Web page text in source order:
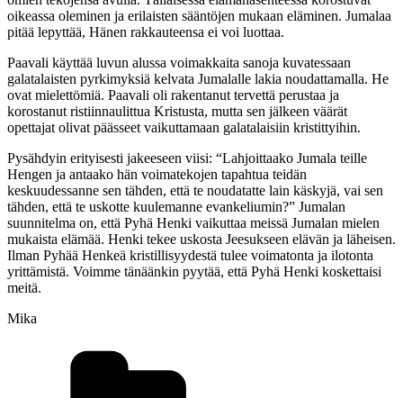
oikeassa oleminen ja erilaisten sääntöjen mukaan eläminen. Jumalaa
pitää lepyttää, Hänen rakkauteensa ei voi luottaa.
Paavali käyttää luvun alussa voimakkaita sanoja kuvatessaan
galatalaisten pyrkimyksiä kelvata Jumalalle lakia noudattamalla. He
ovat mielettömiä. Paavali oli rakentanut tervettä perustaa ja
korostanut ristiinnaulittua Kristusta, mutta sen jälkeen väärät
opettajat olivat päässeet vaikuttamaan galatalaisiin kristittyihin.
Pysähdyin erityisesti jakeeseen viisi: “Lahjoittaako Jumala teille
Hengen ja antaako hän voimatekojen tapahtua teidän
keskuudessanne sen tähden, että te noudatatte lain käskyjä, vai sen
tähden, että te uskotte kuulemanne evankeliumin?” Jumalan
suunnitelma on, että Pyhä Henki vaikuttaa meissä Jumalan mielen
mukaista elämää. Henki tekee uskosta Jeesukseen elävän ja läheisen.
Ilman Pyhää Henkeä kristillisyydestä tulee voimatonta ja ilotonta
yrittämistä. Voimme tänäänkin pyytää, että Pyhä Henki koskettaisi
meitä.
Mika